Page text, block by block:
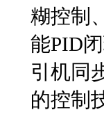
糊控制
能PID
引机同
的控制